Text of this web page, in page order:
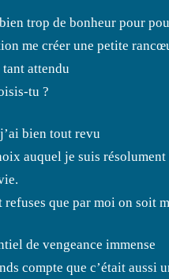
trop de bonheur pour
me créer une petite
attendu
tu ?
bien tout revu
auquel je suis résolument
refuses que par moi on soit
de vengeance immense
compte que c’était aussi